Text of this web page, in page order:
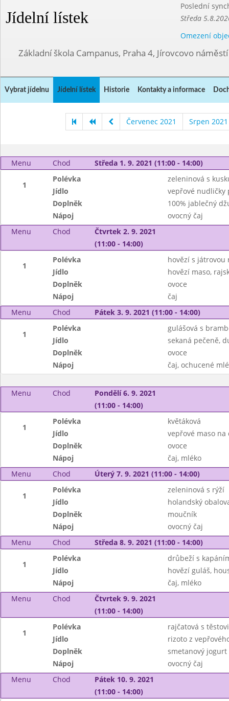
Jídelní lístek
Poslední
Středa
Omezení
Základní škola Campanus, Praha 4, Jírovcovo
Vybrat jídelnu Jídelní lístek Historie Kontakty a informace
Červenec 2021 Srpen 2021
Menu Chod Středa 1. 9. 2021 (11:00 - 14:00)
1
Polévka
zeleninová s
Jídlo
vepřové nudličky
Doplněk
100% jablečný
Nápoj
ovocný čaj
Menu
Chod
Čtvrtek 2. 9. 2021
(11:00 - 14:00)
1
Polévka
hovězí s játrovou
Jídlo
hovězí maso,
Doplněk
ovoce
Nápoj
čaj
Menu
Chod Pátek 3. 9. 2021 (11:00 - 14:00)
1
Polévka
gulášová s
Jídlo
sekaná pečeně,
Doplněk
ovoce
Nápoj
čaj, ochucené
Menu Chod
Pondělí 6. 9. 2021
(11:00 - 14:00)
1
Polévka
květáková
Jídlo
vepřové maso na
Doplněk
ovoce
Nápoj
čaj, mléko
Menu
Chod Úterý 7. 9. 2021 (11:00 - 14:00)
1
Polévka
zeleninová s rýží
Jídlo
holandský
Doplněk
moučník
Nápoj
ovocný čaj
Menu
Chod Středa 8. 9. 2021 (11:00 - 14:00)
1
Polévka
drůbeží s
Jídlo
hovězí guláš,
Nápoj
čaj, mléko
Menu
Chod
Čtvrtek 9. 9. 2021
(11:00 - 14:00)
1
Polévka
rajčatová s
Jídlo
rizoto z
Doplněk
smetanový jogurt
Nápoj
ovocný čaj
Menu
Chod
Pátek 10. 9. 2021
(11:00 - 14:00)